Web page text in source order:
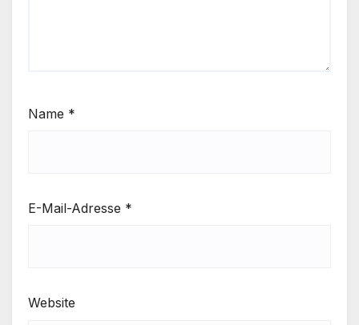
Name *
E-Mail-Adresse *
Website